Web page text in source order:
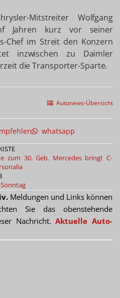
Mitstreiter Wolfgang
Jahren kurz vor seiner
Chef im Streit den Konzern
inzwischen zu Daimler
die Transporter-Sparte.
Autonews-Übersicht
whatsapp
zum 30. Geb. Mercedes bringt C-
Meldungen und Links können
Sie das obenstehende
Nachricht.Aktuelle Auto-